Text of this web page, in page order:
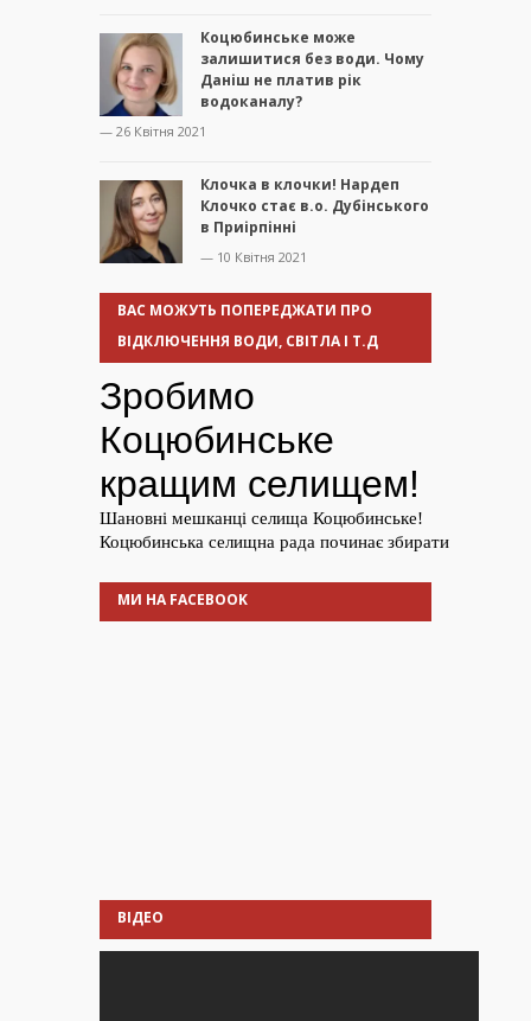
Коцюбинське може
залишитися без води. Чому
Даніш не платив рік
водоканалу?
— 26 Квітня 2021
Клочка в клочки! Нардеп
Клочко стає в.о. Дубінського
в Приірпінні
— 10 Квітня 2021
ВАС МОЖУТЬ ПОПЕРЕДЖАТИ ПРО
ВІДКЛЮЧЕННЯ ВОДИ, СВІТЛА І Т.Д
МИ НА FACEBOOK
ВІДЕО